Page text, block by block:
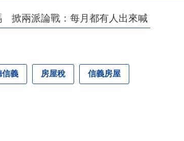
掀兩派論戰：每月都有人出來喊
信義 房屋稅 信義房屋